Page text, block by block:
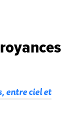
entre ciel et